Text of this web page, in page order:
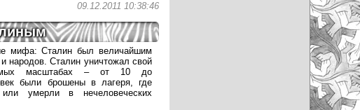
09.12.2011 10:38:46
мифа: Сталин был величайшим
народов. Сталин уничтожал свой
масштабах – от 10 до
были брошены в лагеря, где
умерли в нечеловеческих